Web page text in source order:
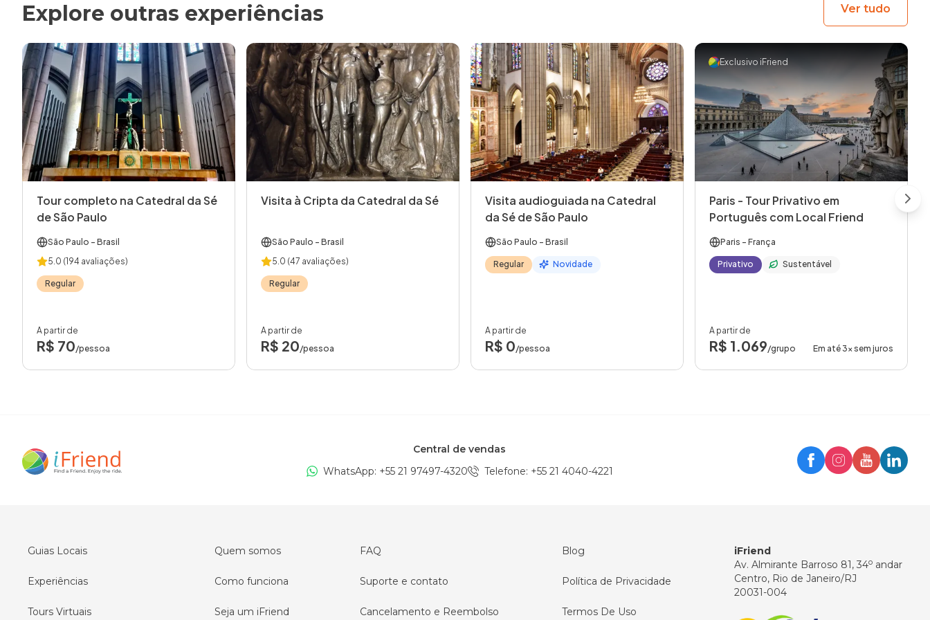
Explore outras experiências Ver tudo
Tour completo na Catedral da Sé
de São Paulo
São Paulo - Brasil
5.0 (194 avaliações)
Regular
A partir de
R$ 70/pessoa
Visita à Cripta da Catedral da Sé
São Paulo - Brasil
5.0 (47 avaliações)
Regular
A partir de
R$ 20/pessoa
Visita audioguiada na Catedral
da Sé de São Paulo
São Paulo - Brasil
Regular Novidade
A partir de
R$ 0/pessoa
Exclusivo iFriend
Paris - Tour Privativo em
Português com Local Friend
Paris - França
Privativo Sustentável
A partir de
R$ 1.069/grupo Em até 3x sem juros
Central de vendas
WhatsApp: +55 21 97497-4320 Telefone: +55 21 4040-4221
Guias Locais
Experiências
Tours Virtuais
Quem somos
Como funciona
Seja um iFriend
FAQ
Suporte e contato
Cancelamento e Reembolso
Blog
Política de Privacidade
Termos De Uso
iFriend
Av. Almirante Barroso 81, 34o andar
Centro, Rio de Janeiro/RJ
20031-004